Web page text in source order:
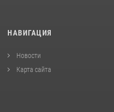
НАВИГАЦИЯ
Новости
Карта сайта